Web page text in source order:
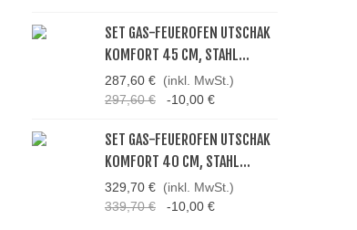
SET GAS-FEUEROFEN UTSCHAK
KOMFORT 45 CM, STAHL...
287,60 € (inkl. MwSt.)
297,60 €
-10,00 €
SET GAS-FEUEROFEN UTSCHAK
KOMFORT 40 CM, STAHL...
329,70 € (inkl. MwSt.)
339,70 €
-10,00 €